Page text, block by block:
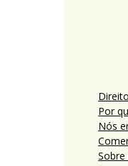
Por
Nós
Sobre